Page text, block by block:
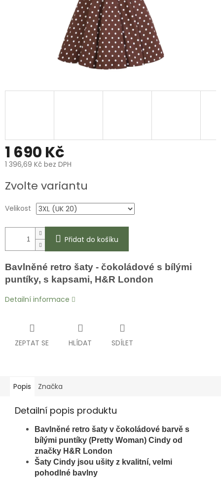
1 690 Kč
1 396,69 Kč bez DPH
cena:
Zvolte variantu
Velikost
Přidat do košíku
Bavlněné retro šaty - čokoládové s bílými
puntíky, s kapsami, H&R London
Detailní informace
ZEPTAT SE HLÍDAT SDÍLET
Popis Značka
Detailní popis produktu
Bavlněné retro šaty v čokoládové barvě s
bílými puntíky (Pretty Woman) Cindy od
značky H&R London
Šaty Cindy jsou ušity z kvalitní, velmi
pohodlné bavlny